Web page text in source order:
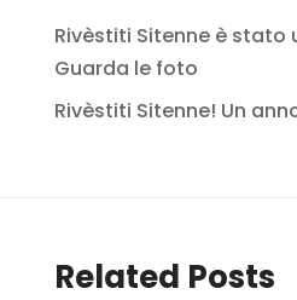
Rivèstiti Sitenne è stato
Guarda le foto
Rivèstiti Sitenne! Un
Related Posts